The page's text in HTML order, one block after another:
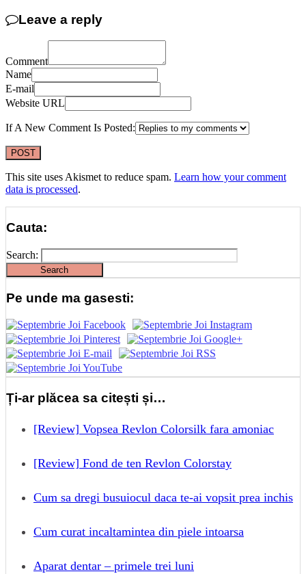
Leave a reply
Comment
Name
E-mail
Website URL
If A New Comment Is Posted:
This site uses Akismet to reduce spam. Learn how your comment
data is processed.
Cauta:
Search:
Pe unde ma gasesti:
Ți-ar plăcea sa citești și…
[Review] Vopsea Revlon Colorsilk fara amoniac
[Review] Fond de ten Revlon Colorstay
Cum sa dregi busuiocul daca te-ai vopsit prea inchis
Cum curat incaltamintea din piele intoarsa
Aparat dentar – primele trei luni